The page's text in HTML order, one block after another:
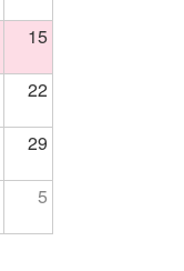
15
22
29
5